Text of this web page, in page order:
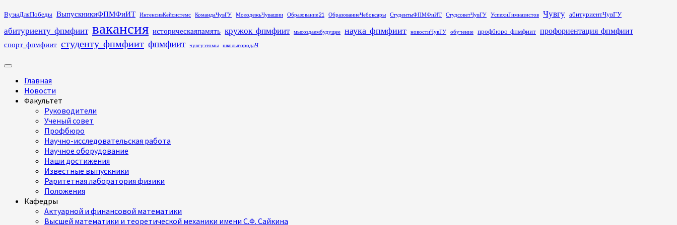
Перейти
содержимому
ВузыДляПобеды ВыпускникиФПМФиИТ ИнтенсивКейсистемс КомандаЧувГУ МолодежьЧувашии Образование21 ОбразованиеЧебоксары СтудентыФПМФиИТ СтудсоветЧувГУ УспехиГимназистов Чувгу абитуриентЧувГУ
абитуриенту_фпмфиит вакансия историческаяпамять кружок_фпмфиит мысоздаембудущее наука_фпмфиит новостиЧувГУ обучение профбюро_фпмфиит профориентация_фпмфиит
спорт_фпмфиит студенту_фпмфиит фпмфиит чувгуэтомы школыгородаЧ
Основное
Главная
Новости
Факультет
Руководители
Ученый совет
Профбюро
Научно-исследовательская работа
Научное оборудование
Наши достижения
Известные выпускники
Раритетная лаборатория физики
Положения
Кафедры
Актуарной и финансовой математики
Высшей математики и теоретической механики имени С.Ф. Сайкина